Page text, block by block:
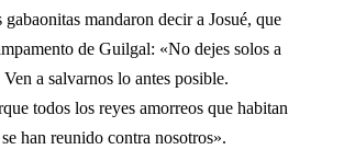
mandaron decir a Josué, que
de Guilgal: «No dejes solos a
a salvarnos lo antes posible.
todos los reyes amorreos que habitan
han reunido contra nosotros».